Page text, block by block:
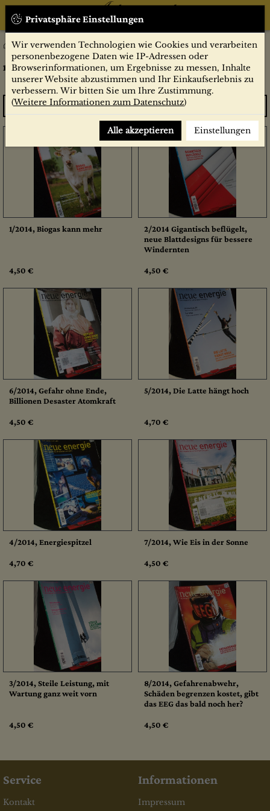
Privatsphäre Einstellungen
Wir verwenden Technologien wie Cookies und verarbeiten
personenbezogene Daten wie IP-Adressen oder
Browserinformationen, um Ergebnisse zu messen, Inhalte
unserer Website abzustimmen und Ihr Einkaufserlebnis zu
verbessern. Wir bitten Sie um Ihre Zustimmung.
(Weitere Informationen zum Datenschutz)
Alle akzeptieren Einstellungen
Zeitschriften neue energie
neue energie
Sortieren
1/2014, Biogas kann mehr
4,50 €
2/2014 Gigantisch beflügelt,
neue Blattdesigns für bessere
Windernten
4,50 €
6/2014, Gefahr ohne Ende,
Billionen Desaster Atomkraft
4,50 €
5/2014, Die Latte hängt hoch
4,70 €
4/2014, Energiespitzel
4,70 €
7/2014, Wie Eis in der Sonne
4,50 €
3/2014, Steile Leistung, mit
Wartung ganz weit vorn
4,50 €
8/2014, Gefahrenabwehr,
Schäden begrenzen kostet, gibt
das EEG das bald noch her?
4,50 €
Service
Kontakt
Informationen
Impressum